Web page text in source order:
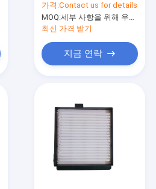
가격:Contact us for details
MOQ:세부 사항을 위해 우리와 연락하세요
최신 가격 받기
지금 연락